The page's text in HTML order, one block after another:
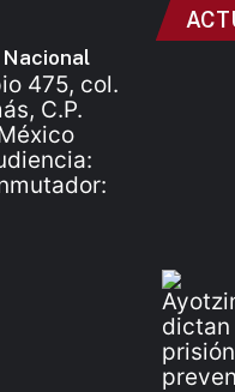
475, col.
C.P.